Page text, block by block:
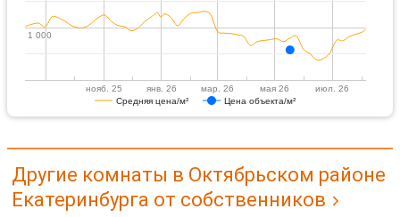
Средняя цена/м² Цена объекта/м²
нояб. 25 янв. 26 мар. 26 мая 26 июл. 26
1 000
1 000
Другие комнаты в Октябрьском районе
Екатеринбурга от собственников